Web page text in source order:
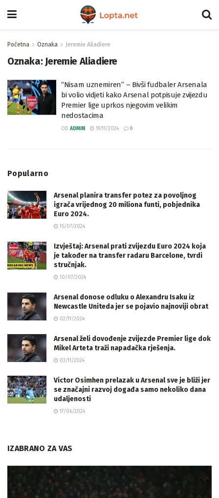
Početna Oznaka Jeremie Aliadiere
Oznaka: Jeremie Aliadiere
“Nisam uznemiren” – Bivši fudbaler Arsenala
bi volio vidjeti kako Arsenal potpisuje zvijezdu
Premier lige uprkos njegovim velikim
nedostacima
OD ADMIN 19/11/2024 0
Popularno
Arsenal planira transfer potez za povoljnog
igrača vrijednog 20 miliona funti, pobjednika
Euro 2024.
15/07/2024
Izvještaj: Arsenal prati zvijezdu Euro 2024 koja
je također na transfer radaru Barcelone, tvrdi
stručnjak.
10/07/2024
Arsenal donose odluku o Alexandru Isaku iz
Newcastle Uniteda jer se pojavio najnoviji obrat
02/11/2024
Arsenal želi dovođenje zvijezde Premier lige dok
Mikel Arteta traži napadačka rješenja.
03/11/2024
Victor Osimhen prelazak u Arsenal sve je bliži jer
se značajni razvoj događa samo nekoliko dana
udaljenosti
17/06/2024
IZABRANO ZA VAS